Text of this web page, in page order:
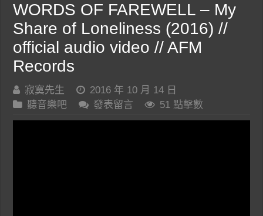
WORDS OF FAREWELL – My
Share of Loneliness (2016) //
official audio video // AFM
Records
寂寞先生
2016 年 10 月 14 日
聽音樂吧
發表留言 51 點擊數